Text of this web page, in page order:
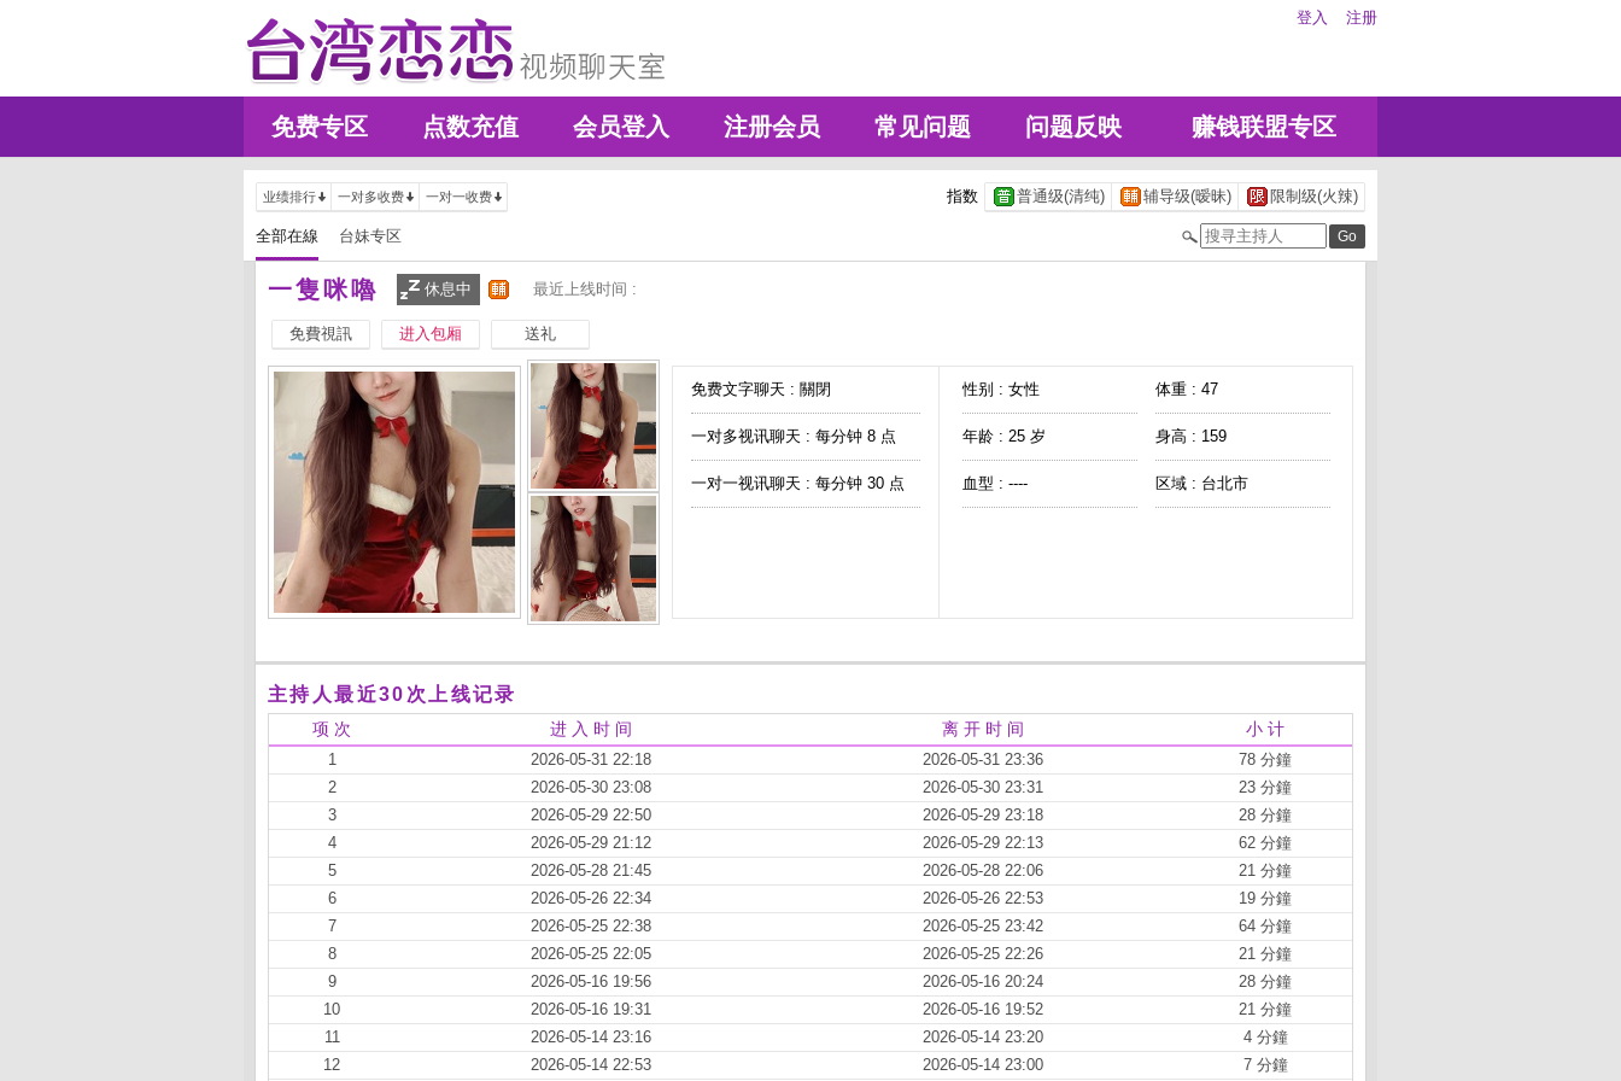
登入 注册
免费专区 点数充值 会员登入 注册会员 常见问题 问题反映 赚钱联盟专区
业绩排行 一对多收费 一对一收费 指数 普通级(清纯) 辅导级(暧昧) 限制级(火辣)
全部在線 台妹专区
一隻咪嚕 休息中 最近上线时间 :
免費視訊 进入包厢 送礼
免费文字聊天 : 關閉
一对多视讯聊天 : 每分钟 8 点
一对一视讯聊天 : 每分钟 30 点
性别 : 女性 体重 : 47
年龄 : 25 岁 身高 : 159
血型 : ---- 区域 : 台北市
主持人最近30次上线记录
项 次 进 入 时 间 离 开 时 间 小 计
1 2026-05-31 22:18 2026-05-31 23:36
78 分鐘
2
2026-05-30 23:08 2026-05-30 23:31
23 分鐘
3
2026-05-29 22:50 2026-05-29 23:18
28 分鐘
4
2026-05-29 21:12 2026-05-29 22:13
62 分鐘
5
2026-05-28 21:45 2026-05-28 22:06
21 分鐘
6
2026-05-26 22:34 2026-05-26 22:53
19 分鐘
7
2026-05-25 22:38 2026-05-25 23:42
64 分鐘
8
2026-05-25 22:05 2026-05-25 22:26
21 分鐘
9
2026-05-16 19:56 2026-05-16 20:24
28 分鐘
10
2026-05-16 19:31 2026-05-16 19:52
21 分鐘
11
2026-05-14 23:16 2026-05-14 23:20
4 分鐘
12
2026-05-14 22:53 2026-05-14 23:00 7 分鐘